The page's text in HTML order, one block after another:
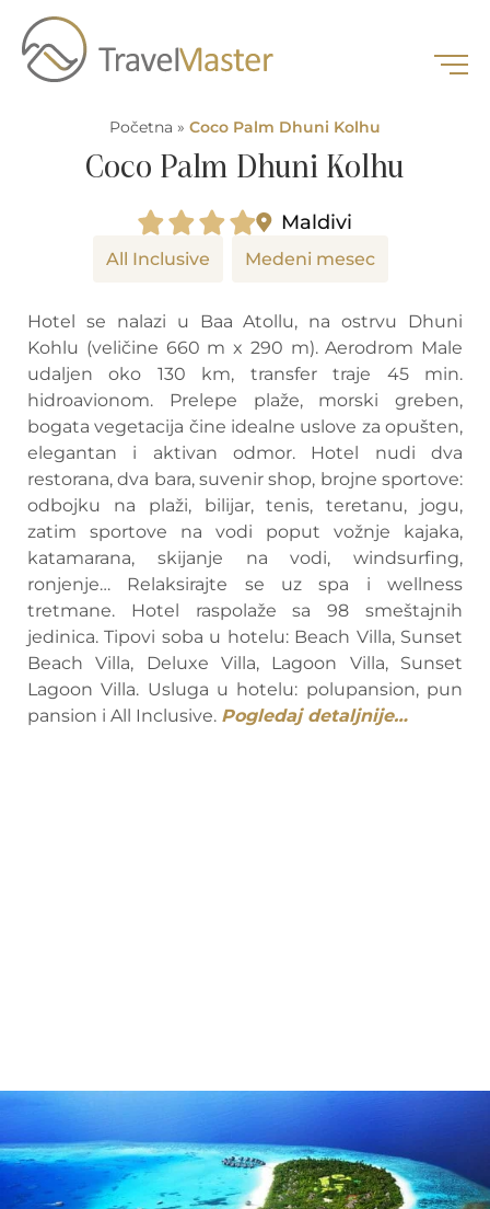
Početna » Coco Palm Dhuni Kolhu
Coco Palm Dhuni Kolhu
All Inclusive Medeni mesec
Maldivi
Hotel se nalazi u Baa Atollu, na ostrvu Dhuni
Kohlu (veličine 660 m x 290 m). Aerodrom Male
udaljen oko 130 km, transfer traje 45 min.
hidroavionom. Prelepe plaže, morski greben,
bogata vegetacija čine idealne uslove za opušten,
elegantan i aktivan odmor. Hotel nudi dva
restorana, dva bara, suvenir shop, brojne sportove:
odbojku na plaži, bilijar, tenis, teretanu, jogu,
zatim sportove na vodi poput vožnje kajaka,
katamarana, skijanje na vodi, windsurfing,
ronjenje… Relaksirajte se uz spa i wellness
tretmane. Hotel raspolaže sa 98 smeštajnih
jedinica. Tipovi soba u hotelu: Beach Villa, Sunset
Beach Villa, Deluxe Villa, Lagoon Villa, Sunset
Lagoon Villa. Usluga u hotelu: polupansion, pun
pansion i All Inclusive. Pogledaj detaljnije…